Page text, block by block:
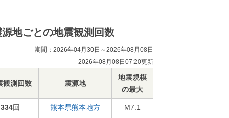
源地ごとの地震観測回数
期間：2026年04月30日～2026年08月08日
2026年08月08日07:20更新
観測回数 震源地
地震規模
の最大
334回 熊本県熊本地方 M7.1